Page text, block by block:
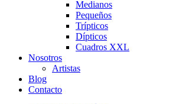
Medianos
Pequeños
Trípticos
Dípticos
Cuadros XXL
Nosotros
Artistas
Blog
Contacto